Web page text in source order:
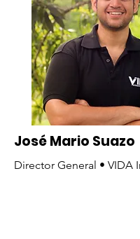
José Mario Suazo
Director General • VIDA